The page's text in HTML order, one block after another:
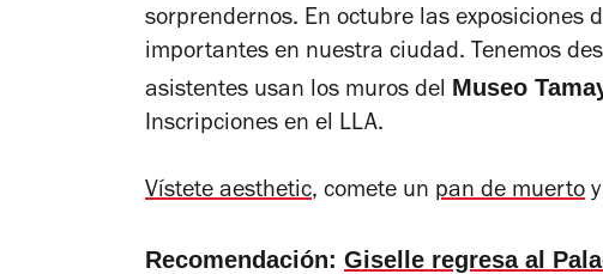
sorprendernos. En octubre las exposiciones
importantes en nuestra ciudad. Tenemos
asistentes usan los muros del Museo
Inscripciones en el LLA.
Vísteteaesthetic, comete un pan de muerto
Recomendación: Giselle regresa al